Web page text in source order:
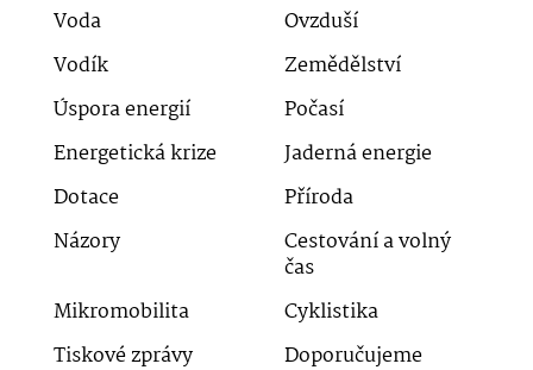
Voda
Ovzduší
Vodík
Zemědělství
Úspora energií
Počasí
Energetická krize
Jaderná energie
Dotace
Příroda
Názory
Cestování a volný
čas
Mikromobilita
Cyklistika
Tiskové zprávy
Doporučujeme